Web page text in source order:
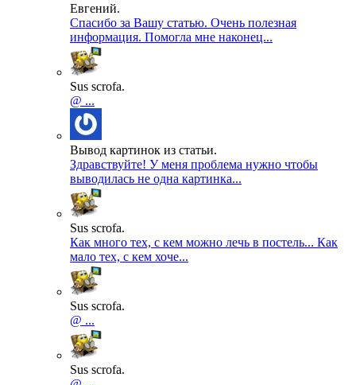
Евгений.
Спасибо за Вашу статью. Очень полезная
информация. Помогла мне наконец...
Sus scrofa.
@ ...
Вывод картинок из статьи.
Здравствуйте! У меня проблема нужно чтобы
выводилась не одна картинка...
Sus scrofa.
Как много тех, с кем можно лечь в постель... Как
мало тех, с кем хоче...
Sus scrofa.
@ ...
Sus scrofa.